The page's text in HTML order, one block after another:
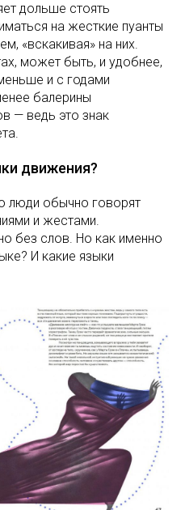
дольше стоять
на жесткие пуанты
«вскакивая» на них.
может быть, и удобнее,
и с годами
балерины
— ведь это знак
движения?
люди обычно говорят
и жестами.
без слов. Но как именно
И какие языки